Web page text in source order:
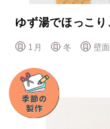
ゆず湯でほっこ
1月 冬 壁面